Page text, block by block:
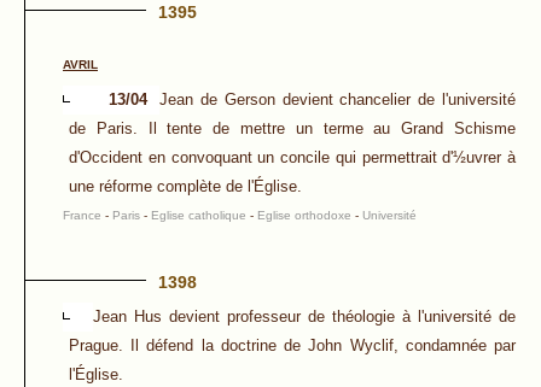
1395
AVRIL
13/04
Jean de Gerson devient chancelier de l'université
de Paris. Il tente de mettre un terme au Grand Schisme
d'Occident en convoquant un concile qui permettrait d'½uvrer à
une réforme complète de l'Église.
France - Paris - Eglise catholique - Eglise orthodoxe - Université
1398
Jean Hus devient professeur de théologie à l'université de
Prague. Il défend la doctrine de John Wyclif, condamnée par
l'Église.